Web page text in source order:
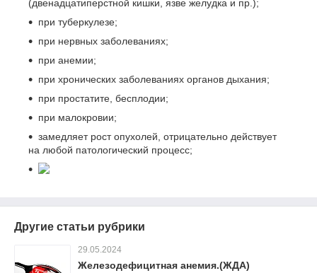
(двенадцатиперстной кишки, язве желудка и пр.);
при туберкулезе;
при нервных заболеваниях;
при анемии;
при хронических заболеваниях органов дыхания;
при простатите, бесплодии;
при малокровии;
замедляет рост опухолей, отрицательно действует
на любой патологический процесс;
Другие статьи рубрики
29.05.2024
Железодефицитная анемия.(ЖДА)